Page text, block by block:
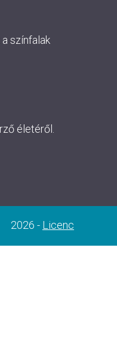
színfalak
életéről.
2026 - Licenc